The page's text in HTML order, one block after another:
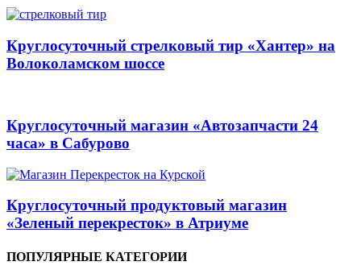
Круглосуточный стрелковый тир «Хантер» на
Волоколамском шоссе
Круглосуточный магазин «Автозапчасти 24
часа» в Сабурово
Круглосуточный продуктовый магазин
«Зеленый перекресток» в Атриуме
ПОПУЛЯРНЫЕ КАТЕГОРИИ